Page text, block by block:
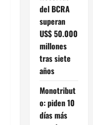
del BCRA
superan
US$ 50.000
millones
tras siete
años
Monotribut
o: piden 10
días más